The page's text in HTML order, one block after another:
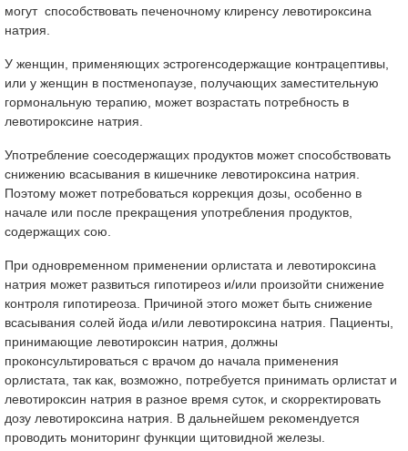
могут способствовать печеночному клиренсу левотироксина
натрия.
У женщин, применяющих эстрогенсодержащие контрацептивы,
или у женщин в постменопаузе, получающих заместительную
гормональную терапию, может возрастать потребность в
левотироксине натрия.
Употребление соесодержащих продуктов может способствовать
снижению всасывания в кишечнике левотироксина натрия.
Поэтому может потребоваться коррекция дозы, особенно в
начале или после прекращения употребления продуктов,
содержащих сою.
При одновременном применении орлистата и левотироксина
натрия может развиться гипотиреоз и/или произойти снижение
контроля гипотиреоза. Причиной этого может быть снижение
всасывания солей йода и/или левотироксина натрия. Пациенты,
принимающие левотироксин натрия, должны
проконсультироваться с врачом до начала применения
орлистата, так как, возможно, потребуется принимать орлистат и
левотироксин натрия в разное время суток, и скорректировать
дозу левотироксина натрия. В дальнейшем рекомендуется
проводить мониторинг функции щитовидной железы.